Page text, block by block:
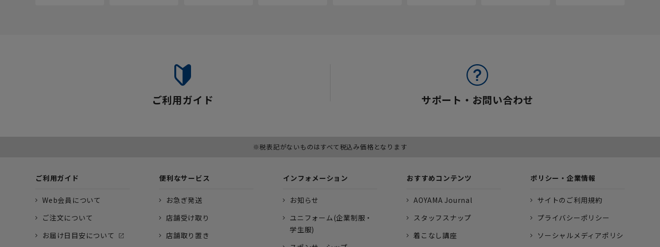
ご利用ガイド サポート・お問い合わせ
※税表記がないものはすべて税込み価格となります
ご利用ガイド
Web会員について
ご注文について
お届け日目安について
便利なサービス
お急ぎ発送
店舗受け取り
店舗取り置き
インフォメーション
お知らせ
ユニフォーム(企業制服・
学生服)
おすすめコンテンツ
AOYAMA Journal
スタッフスナップ
着こなし講座
ポリシー・企業情報
サイトのご利用規約
プライバシーポリシー
ソーシャルメディアポリシ